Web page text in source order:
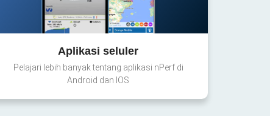
Aplikasi seluler
Pelajari lebih banyak tentang aplikasi nPerf di
Android dan IOS